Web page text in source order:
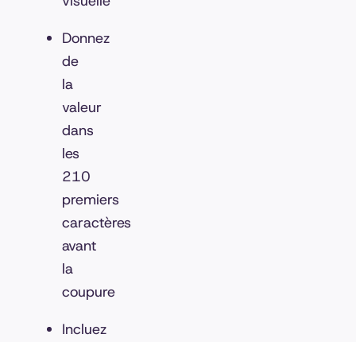
Donnez
de
la
valeur
dans
les
210
premiers
caractères
avant
la
coupure
Incluez